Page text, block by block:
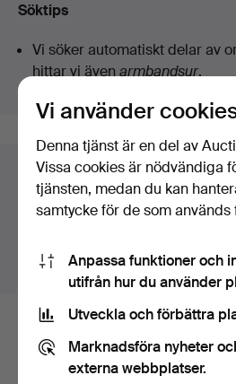
Söktips
Vi söker automatiskt delar av
hittar vi även armbandsur.
Föremål i Sverige
Du ser nu bara föremål i
Visa föremål utanför Sverige
Här är föremål från
matchar din sökning
Vi använder
Denna tjänst är en del av
Vissa cookies är nödvändiga
tjänsten, medan du kan
samtycke för de som används
Anpassa funktioner och
utifrån hur du använder
Utveckla och förbättra
Marknadsföra nyheter
externa webbplatser.